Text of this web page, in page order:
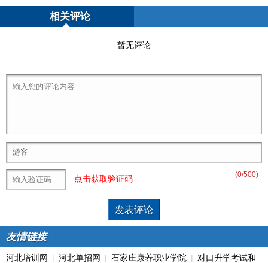
相关评论
暂无评论
(0/500)
点击获取验证码
友情链接
河北培训网 | 河北单招网 | 石家庄康养职业学院 | 对口升学考试和